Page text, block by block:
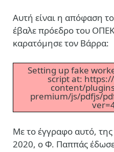
Αυτή είναι η απόφαση
έβαλε πρόεδρο του
καρατόμησε τον Βάρρα:
Setting up fake
script at:
content/
premium/js/pdfjs/
Mε το έγγραφο αυτό,
2020, ο Φ. Παππάς έδωσε